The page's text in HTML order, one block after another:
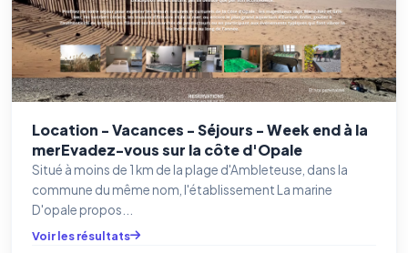
Location - Vacances - Séjours - Week end à la
merEvadez-vous sur la côte d'Opale
Situé à moins de 1 km de la plage d'Ambleteuse, dans la
commune du même nom, l'établissement La marine
D'opale propos...
Voir les résultats
confidentialité(section Traceurs dans les Courriels).